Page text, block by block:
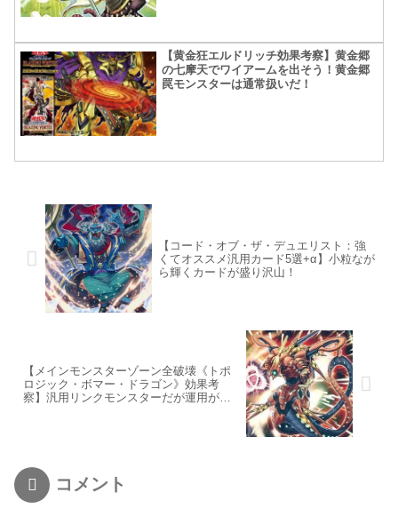
【黄金狂エルドリッチ効果考察】黄金郷
の七摩天でワイアームを出そう！黄金郷
罠モンスターは通常扱いだ！
【コード・オブ・ザ・デュエリスト：強
くてオススメ汎用カード5選+α】小粒なが
ら輝くカードが盛り沢山！
【メインモンスターゾーン全破壊《トポ
ロジック・ボマー・ドラゴン》効果考
察】汎用リンクモンスターだが運用が難
コメント